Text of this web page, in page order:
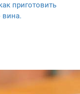
приготовить
вина.